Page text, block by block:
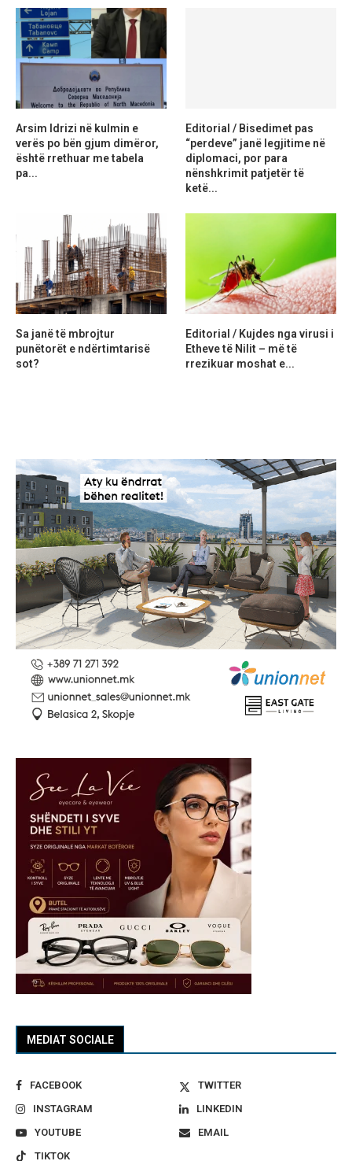
MEDIAT SOCIALE
FACEBOOK
TWITTER
INSTAGRAM
LINKEDIN
YOUTUBE
EMAIL
TIKTOK
Arsim Idrizi në kulmin e
verës po bën gjum dimëror,
është rrethuar me tabela
pa...
Editorial / Bisedimet pas
“perdeve” janë legjitime në
diplomaci, por para
nënshkrimit patjetër të
ketë...
Sa janë të mbrojtur
punëtorët e ndërtimtarisë
sot?
Editorial / Kujdes nga virusi i
Etheve të Nilit – më të
rrezikuar moshat e...